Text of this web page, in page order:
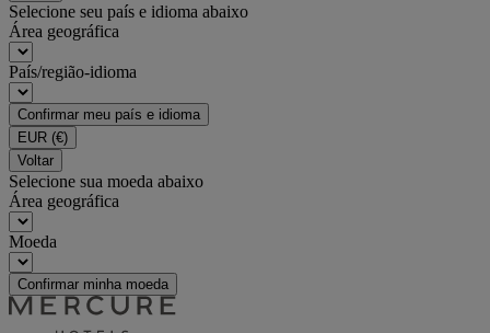
Selecione seu país e idioma abaixo
Área geográfica
País/região-idioma
Confirmar meu país e idioma
EUR (€)
Voltar
Selecione sua moeda abaixo
Área geográfica
Moeda
Confirmar minha moeda